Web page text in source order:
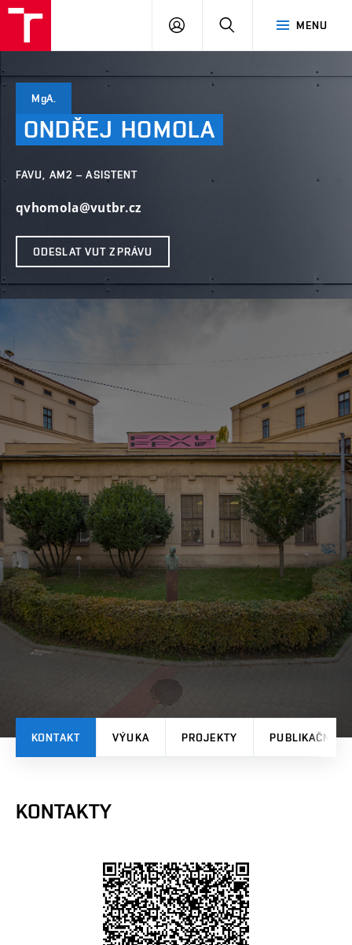
MENU
PŘIHLÁSIT
MgA.
ONDŘEJ HOMOLA
FAVU, AM2 – ASISTENT
qvhomola@vutbr.cz
ODESLAT VUT ZPRÁVU
KONTAKT VÝUKA PROJEKTY PUBLIKAČNÍ
KONTAKTY